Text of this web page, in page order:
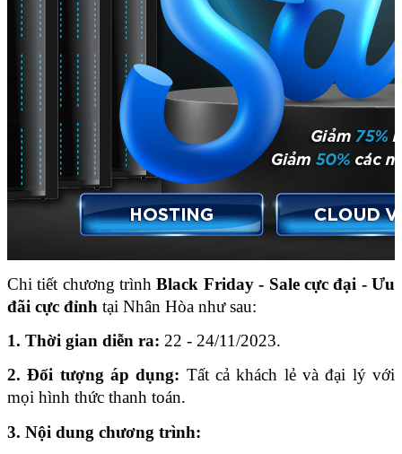
Chi tiết chương trình Black Friday - Sale cực đại - Ưu
đãi cực đỉnh tại Nhân Hòa như sau:
1. Thời gian diễn ra: 22 - 24/11/2023.
2. Đối tượng áp dụng: Tất cả khách lẻ và đại lý với
mọi hình thức thanh toán.
3. Nội dung chương trình: